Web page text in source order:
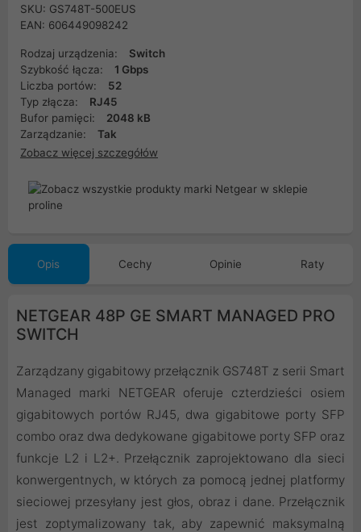
SKU: GS748T-500EUS
EAN: 606449098242
Rodzaj urządzenia:
Switch
Szybkość łącza:
1 Gbps
Liczba portów:
52
Typ złącza:
RJ45
Bufor pamięci:
2048 kB
Zarządzanie:
Tak
Zobacz więcej szczegółów
Opis Cechy Opinie Raty
NETGEAR 48P GE SMART MANAGED PRO
SWITCH
Zarządzany gigabitowy przełącznik GS748T z serii Smart
Managed marki NETGEAR oferuje czterdzieści osiem
gigabitowych portów RJ45, dwa gigabitowe porty SFP
combo oraz dwa dedykowane gigabitowe porty SFP oraz
funkcje L2 i L2+. Przełącznik zaprojektowano dla sieci
konwergentnych, w których za pomocą jednej platformy
sieciowej przesyłany jest głos, obraz i dane. Przełącznik
jest zoptymalizowany tak, aby zapewnić maksymalną